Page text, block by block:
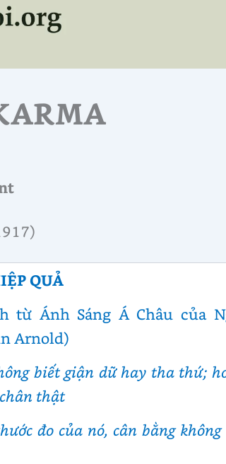
QUẢ
từ Ánh Sáng Á Châu của
Arnold)
biết giận dữ hay tha thứ;
thật
đo của nó, cân bằng